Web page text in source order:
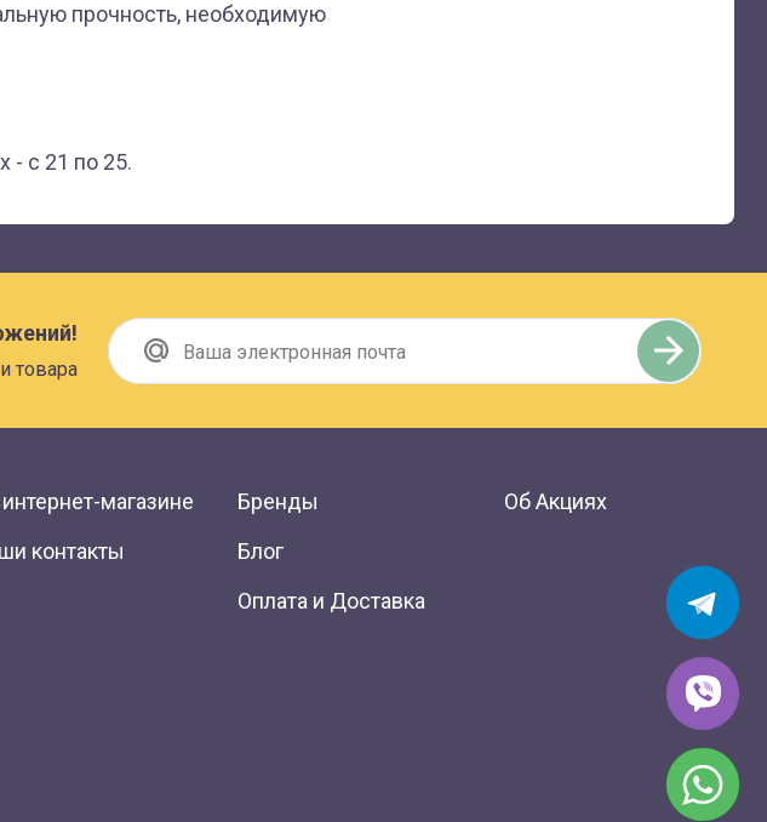
прочность, необходимую
- с 21 по 25.
товара
магазине
контакты
Бренды
Блог
Оплата и Доставка
Об Акциях